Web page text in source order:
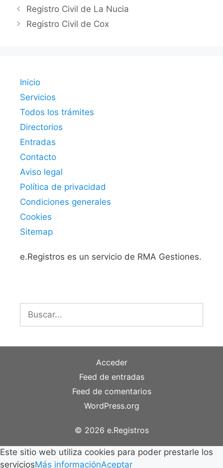
Registro Civil de La Nucia
Registro Civil de Cox
Inicio
Servicios
Todos los trámites
Directorios
Entradas
Contacto
Aviso legal
Política de privacidad
Condiciones generales
Cookies
Sitemap
e.Registros es un servicio de RMA Gestiones.
Buscar:
Acceder
Feed de entradas
Feed de comentarios
WordPress.org
© 2026 e.Registros
Este sitio web utiliza cookies para poder prestarle los
serviciosMás informaciónAceptar